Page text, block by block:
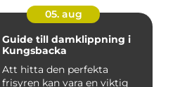
05. aug
Guide till damklippning i
Kungsbacka
Att hitta den perfekta
frisyren kan vara en viktig